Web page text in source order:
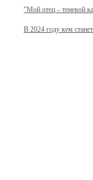
"Мой отец – теневой
В 2024 году кем